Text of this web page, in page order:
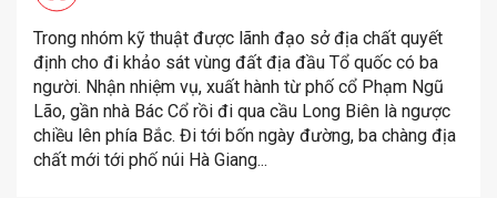
Trong nhóm kỹ thuật được lãnh đạo sở địa chất quyết
định cho đi khảo sát vùng đất địa đầu Tổ quốc có ba
người. Nhận nhiệm vụ, xuất hành từ phố cổ Phạm Ngũ
Lão, gần nhà Bác Cổ rồi đi qua cầu Long Biên là ngược
chiều lên phía Bắc. Đi tới bốn ngày đường, ba chàng địa
chất mới tới phố núi Hà Giang...